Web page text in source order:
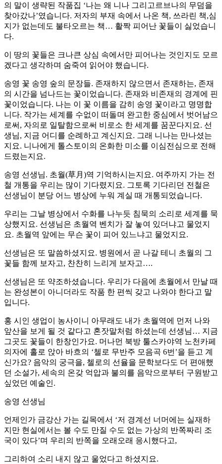
의 말이 생략된 작품집 ‘나는 왜 니나 그리고르브나의 무덤을
찾아갔나’였습니다. 저자의 부재 속에서 나온 책, 쓰라린 책,심
지가 없는데도 불타오르는 책… 활짝 피어난 꽃들이 싫었습니
다.
이 땅의 꽃들은 크나큰 상심 속에서만 피어나는 것인지도 모르
겠다고 생각하며 숨죽여 읽어야 했습니다.
송영 꽃 송영 숲의 문장들. 존재하지 않으면서 존재하는, 존재
의 시간을 넘나드는 꽃이었습니다. 존재와 비존재의 경계에 핀
꽃이었습니다. 나는 이 꽃 이름을 감히 송영 꽃이라고 명명합
니다. 작가는 세계를 수없이 떠돌며 완고한 중심에서 벗어남으
로써, 자의로 일탈함으로써 비로소 한 세계를 꿈꾼다지요. 선
생님, 지금 어디를 순례하고 계신지요. 그래 니나는 만나셨는
지요. 니나에게 톨스토이의 온화한 미소를 이심전심으로 전해
드렸는지요.
송영 선생님. 초월(草月)역 기억하시는지요. 여주까지 가는 전
철 개통을 우리는 많이 기다렸지요. 그토록 기다리던 전철은
선생님이 분당 어느 병상에 누워 계실 때 개통되었습니다.
우리는 그날 병상에서 수화를 나누듯 침묵의 소리로 세계를 묵
상했지요. 선생님은 초월역 벤치가 잘 놓여 있더냐고 물었지
요. 초월역 앞에는 무슨 꽃이 피어 있느냐고 물었지요.
선생님은 또 말씀하셨지요. 병원에서 곧 나갈 테니 초월의 그
꽃들 함께 보자고, 찬찬히 느리게 보자고….
선생님은 또 약조하셨습니다. 우리가 다음에 초월에서 만날 때
는 완성본이 아니더라도 작품 한 편씩 갖고 나와야 한다고 말
입니다.
홍 시인 생업이 농사이니 아무래도 내가 초월역에 먼저 나와
앞산을 보게 될 것 같다고 혼잣말처럼 하셨는데 선생님… 지금
그곳도 꽃들이 한창인가요. 머나먼 북방 툴스카야역 노천카페
의자에 홀로 앉아 바흐의 ‘첼로 무반주 모음곡 6번’을 듣고 계
신가요? 음악의 궁극을, 첼로의 선율을 문학보다도 더 편애했
던 소설가, 세속의 온갖 억압과 불의를 음악으로부터 구원받고
싶었던 예술인.
송영 선생님
언제인가 금강산 가는 길목에서 ‘저 경계선 너머에는 실재하
지만 현실에서는 볼 수도 만질 수도 없는 가상의 반쪽짜리 조
국이 있다’며 우리의 반쪽을 오래오래 응시했다고,
그리하여 소리 내지 않고 울었다고 하셨지요.